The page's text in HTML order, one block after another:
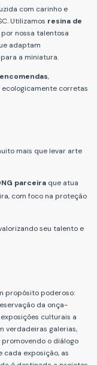
com carinho e
Utilizamos resina de
por nossa talentosa
adaptam
a miniatura.
,
corretas
mais que levar arte
parceira que atua
com foco na proteção
seu talento e
propósito poderoso:
da onça-
culturais a
verdadeiras galerias,
o diálogo
cada exposição, as